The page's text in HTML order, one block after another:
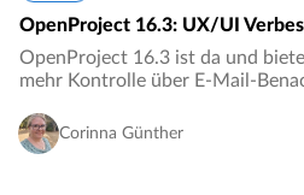
OpenProject 16.3: UX/UI
OpenProject 16.3 ist da und
mehr Kontrolle über E-Mail-
tägliche Arbeit effizienter
Corinna Günther